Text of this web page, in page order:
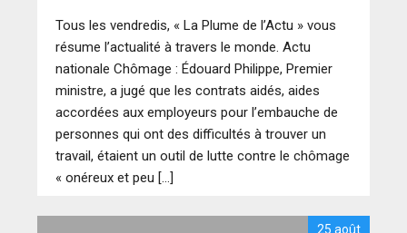
Tous les vendredis, « La Plume de l’Actu » vous
résume l’actualité à travers le monde. Actu
nationale Chômage : Édouard Philippe, Premier
ministre, a jugé que les contrats aidés, aides
accordées aux employeurs pour l’embauche de
personnes qui ont des difficultés à trouver un
travail, étaient un outil de lutte contre le chômage
« onéreux et peu […]
25 août